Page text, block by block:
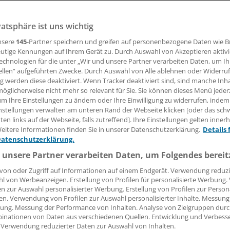
Hussein braucht ein neues Herz. Doch der irakische
Eine Klinik verweigert ihm darum einen Platz auf der
Jetzt kommt der Streit vor Gericht.
12:51 Uhr
man einem Menschen wegen mangelnder
Herztransplantation verweigern? Die Ärzte des Herz- und
in Bad Oeynhausen (HDZ) haben diese Frage
Rashow-Hussein im Frühjahr 2010 nicht auf die
gesetzt.
Verständigungsprobleme sei zweifelhaft, ob der
Vorgaben für die Vor- und Nachbehandlung verstehen
ist uns wichtig
145-Partner speichern und greifen auf personenbezogene Daten wie
Kennungen auf Ihrem Gerät zu. Durch Auswahl von Akzeptieren
für die unter „Wir und unsere Partner verarbeiten Daten, um
aufgeführten Zwecke. Durch Auswahl von Alle ablehnen oder
werden diese deaktiviert. Wenn Tracker deaktiviert sind, sind manche
nicht mehr so relevant für Sie. Sie können dieses Menü
Ihre Einstellungen zu ändern oder Ihre Einwilligung zu widerrufen, indem
verwalten am unteren Rand der Webseite klicken [oder das
links auf der Webseite, falls zutreffend]. Ihre Einstellungen gelten
Informationen finden Sie in unserer Datenschutzerklärung. Details
Partner verarbeiten Daten, um Folgendes
oder Zugriff auf Informationen auf einem Endgerät. Verwendung
von Werbeanzeigen. Erstellung von Profilen für personalisierte
zur Auswahl personalisierter Werbung. Erstellung von Profilen zur
Verwendung von Profilen zur Auswahl personalisierter Inhalte.
Messung der Performance von Inhalten. Analyse von Zielgruppen
von Daten aus verschiedenen Quellen. Entwicklung und
reduzierter Daten zur Auswahl von Inhalten.